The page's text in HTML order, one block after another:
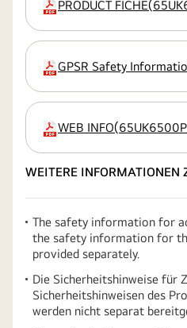
Erweiterung
PRODUCT FICHE(
Erweiterung
GPSR Safety
Erweiterung
WEB INFO(
WEITERE INFORMATIONEN
The safety information for
the safety information for
provided separately.
Die Sicherheitshinweise für
Sicherheitshinweisen des
werden nicht separat